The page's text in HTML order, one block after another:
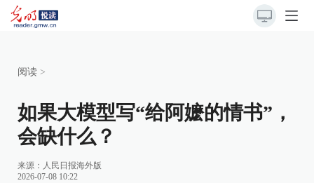
阅读 >
如果大模型写“给阿嬷的情书”，
会缺什么？
来源： 人民日报海外版
2026-07-08 10:22